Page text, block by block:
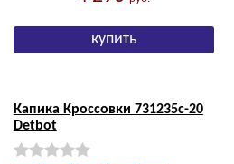
Капика Кроссовки 731235с-20
Detbot